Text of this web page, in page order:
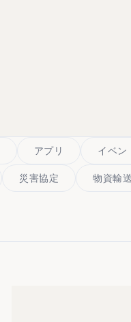
アプリ イベン
災害協定 物資輸送